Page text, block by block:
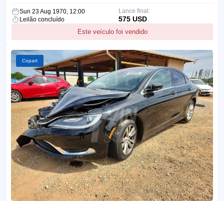
Sun 23 Aug 1970, 12:00
Leilão concluído
Este veículo foi vendido
Lance final:
575 USD
Copart